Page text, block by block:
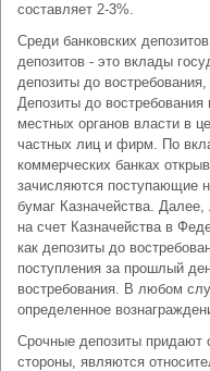
составляет 2-3%.
Среди банковских
депозитов - это вклады
депозиты до
Депозиты до
местных органов власти в
частных лиц и фирм. По
коммерческих банках
зачисляются поступающие
бумаг Казначейства.
на счет Казначейства в
как депозиты до
поступления за прошлый
востребования. В любом
определенное
Срочные депозиты придают
стороны, являются